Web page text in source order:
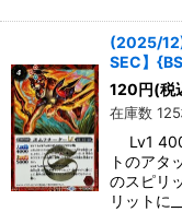
(2025/
SEC】
120 円(税
在庫数
Lv1
トのアタ
のスピリ
リットに